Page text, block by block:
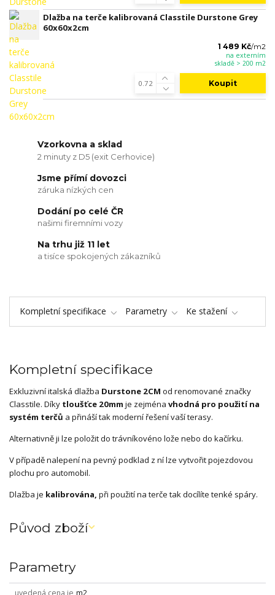
Dlažba na terče kalibrovaná Classtile Durstone Grey
60x60x2cm
1 489 Kč/m2
na externím
skladě > 200 m2
Koupit
Vzorkovna a sklad
2 minuty z D5 (exit Cerhovice)
Jsme přímí dovozci
záruka nízkých cen
Dodání po celé ČR
našimi firemními vozy
Na trhu již 11 let
a tisíce spokojených zákazníků
Kompletní specifikace Parametry Ke stažení
Kompletní specifikace
Exkluzivní italská dlažba Durstone 2CM od renomované značky
Classtile. Díky tloušťce 20mm je zejména vhodná pro použití na
systém terčů a přináší tak moderní řešení vaší terasy.
Alternativně ji lze položit do trávníkovéno lože nebo do kačírku.
V případě nalepení na pevný podklad z ní lze vytvořit pojezdovou
plochu pro automobil.
Dlažba je kalibrována, při použití na terče tak docílíte tenké spáry.
Původ zboží
Parametry
uvedená cena je m2